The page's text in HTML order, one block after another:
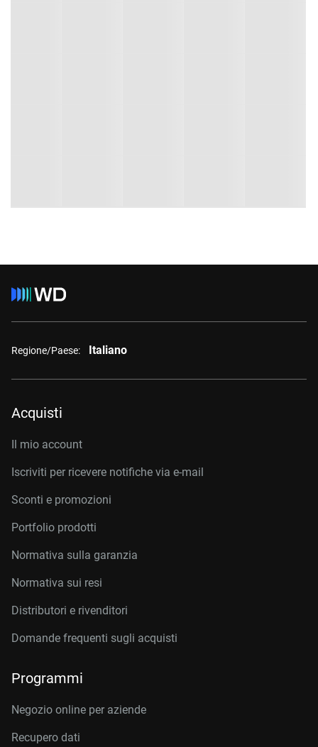
Regione/Paese: Italiano
Acquisti
Il mio account
Iscriviti per ricevere notifiche via e-mail
Sconti e promozioni
Portfolio prodotti
Normativa sulla garanzia
Normativa sui resi
Distributori e rivenditori
Domande frequenti sugli acquisti
Programmi
Negozio online per aziende
Recupero dati